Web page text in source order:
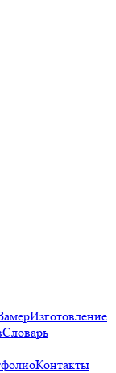
Изготовление
Словарь
Контакты